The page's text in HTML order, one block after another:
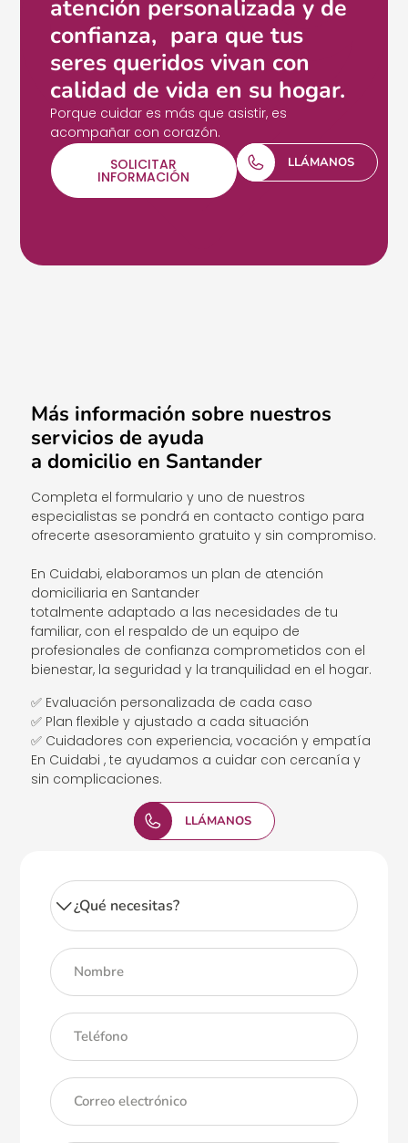
atención personalizada y de
confianza, para que tus
seres queridos vivan con
calidad de vida en su hogar.
Porque cuidar es más que asistir, es
acompañar con corazón.
SOLICITAR
INFORMACIÓN
LLÁMANOS
Más información sobre nuestros
servicios de ayuda
a domicilio en Santander
Completa el formulario y uno de nuestros
especialistas se pondrá en contacto contigo para
ofrecerte asesoramiento gratuito y sin compromiso.
En Cuidabi, elaboramos un plan de atención
domiciliaria en Santander
totalmente adaptado a las necesidades de tu
familiar, con el respaldo de un equipo de
profesionales de confianza comprometidos con el
bienestar, la seguridad y la tranquilidad en el hogar.
✅ Evaluación personalizada de cada caso
✅ Plan flexible y ajustado a cada situación
✅ Cuidadores con experiencia, vocación y empatía
En Cuidabi , te ayudamos a cuidar con cercanía y
sin complicaciones.
LLÁMANOS